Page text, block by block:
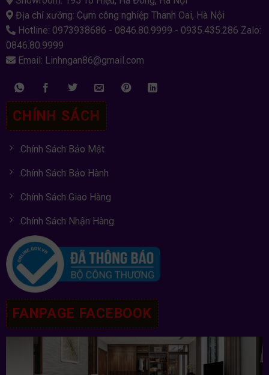
Địa chỉ xưởng: Cụm công nghiệp Thanh Oai, Hà Nội
Hotline: 0973938686 - 0846.80.9999 - 0935.435.286 Zalo:
0846.80.9999
Email: Linhngan86@gmail.com
CHÍNH SÁCH
Chính Sách Bảo Mật
Chính Sách Bảo Hành
Chính Sách Giao Hàng
Chính Sách Nhận Hàng
FANPAGE FACEBOOK